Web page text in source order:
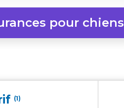
pour chiens
(1)